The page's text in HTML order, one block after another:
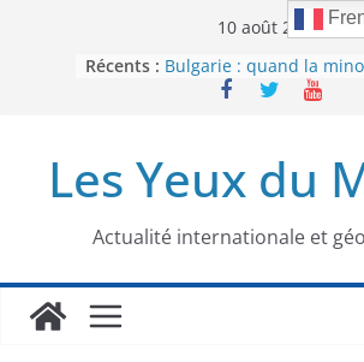
10 août 2026
Récents : Bulgarie : quand la
était contrainte à
mémoriel et lutte pour
l’indépendance
guerre entre le Pakistan
Majorités numériques
Les Yeux du
Actualité internationale et